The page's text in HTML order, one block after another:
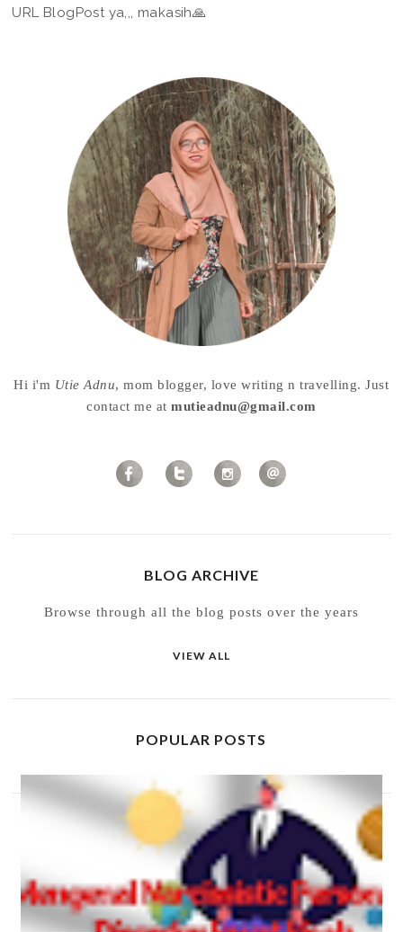
URL BlogPost ya,,, makasih🙏
Hi i'm Utie Adnu, mom blogger, love writing n travelling. Just
contact me atmutieadnu@gmail.com
BLOG ARCHIVE
Browse through all the blog posts over the years
VIEW ALL
POPULAR POSTS